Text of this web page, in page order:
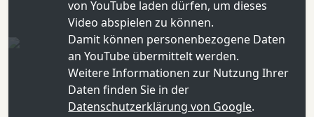
von YouTube laden dürfen, um dieses
Video abspielen zu können.
Damit können personenbezogene Daten
an YouTube übermittelt werden.
Weitere Informationen zur Nutzung Ihrer
Daten finden Sie in der
Datenschutzerklärung von Google.